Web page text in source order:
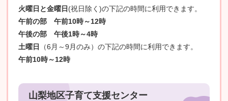
火曜日と金曜日 (祝日除く)の下記の時間に利用できます。
午前の部 午前10時～12時
午後の部 午後1時～4時
土曜日
（6月～9月のみ）の下記の時間に利用できます。
午前10時～12時
山梨地区子育て支援センター